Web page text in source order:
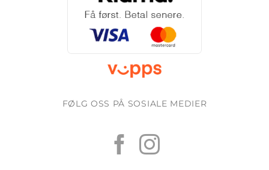
FØLG OSS PÅ SOSIALE MEDIER